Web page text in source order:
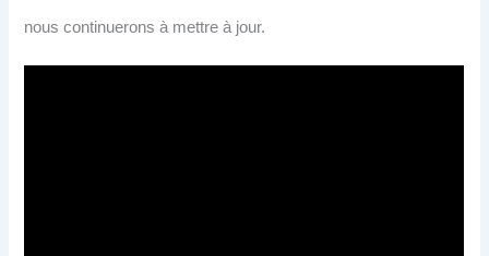
nous continuerons à mettre à jour.